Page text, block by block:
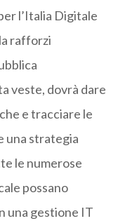
l’Italia Digitale
rafforzi
veste, dovrà dare
e tracciare le
una strategia
le numerose
possano
una gestione IT